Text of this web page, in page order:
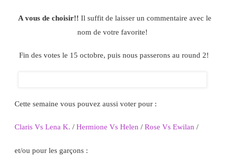
A vous de choisir!! Il suffit de laisser un commentaire avec le
nom de votre favorite!
Fin des votes le 15 octobre, puis nous passerons au round 2!
Cette semaine vous pouvez aussi voter pour :
Claris Vs Lena K. / Hermione Vs Helen / Rose Vs Ewilan /
et/ou pour les garçons :